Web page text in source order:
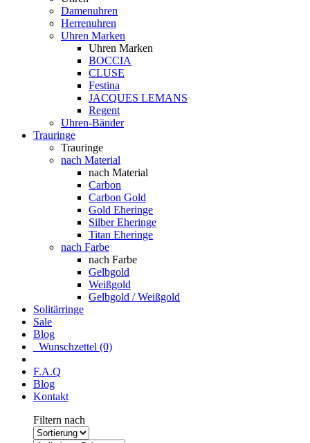
Damenuhren
Herrenuhren
Uhren Marken
Uhren Marken
BOCCIA
CLUSE
Festina
JACQUES LEMANS
Regent
Uhren-Bänder
Trauringe
Trauringe
nach Material
nach Material
Carbon
Carbon Gold
Gold Eheringe
Silber Eheringe
Titan Eheringe
nach Farbe
nach Farbe
Gelbgold
Weißgold
Gelbgold / Weißgold
Solitärringe
Sale
Blog
Wunschzettel (0)
F.A.Q
Blog
Kontakt
Filtern nach